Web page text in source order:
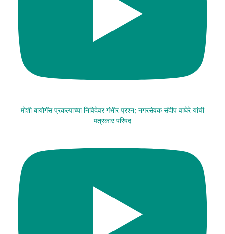
मोशी बायोगॅस प्रकल्पाच्या निविदेवर गंभीर प्रश्न; नगरसेवक संदीप वाघेरे यांची
पत्रकार परिषद